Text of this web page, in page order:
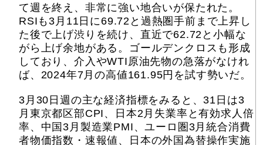
て週を終え、非常に強い地合いが保たれた。
RSIも3月11日に69.72と過熱圏手前まで上昇し
た後で上げ渋りを続け、直近で62.72と小幅な
がら上げ余地がある。ゴールデンクロスも形成
しており、介入やWTI原油先物の急落がなけれ
ば、2024年7月の高値161.95円を試す勢いだ。
3月30日週の主な経済指標をみると、31日は3
月東京都区部CPI、日本2月失業率と有効求人倍
率、中国3月製造業PMI、ユーロ圏3月統合消費
者物価指数・速報値、日本の外国為替操作実施